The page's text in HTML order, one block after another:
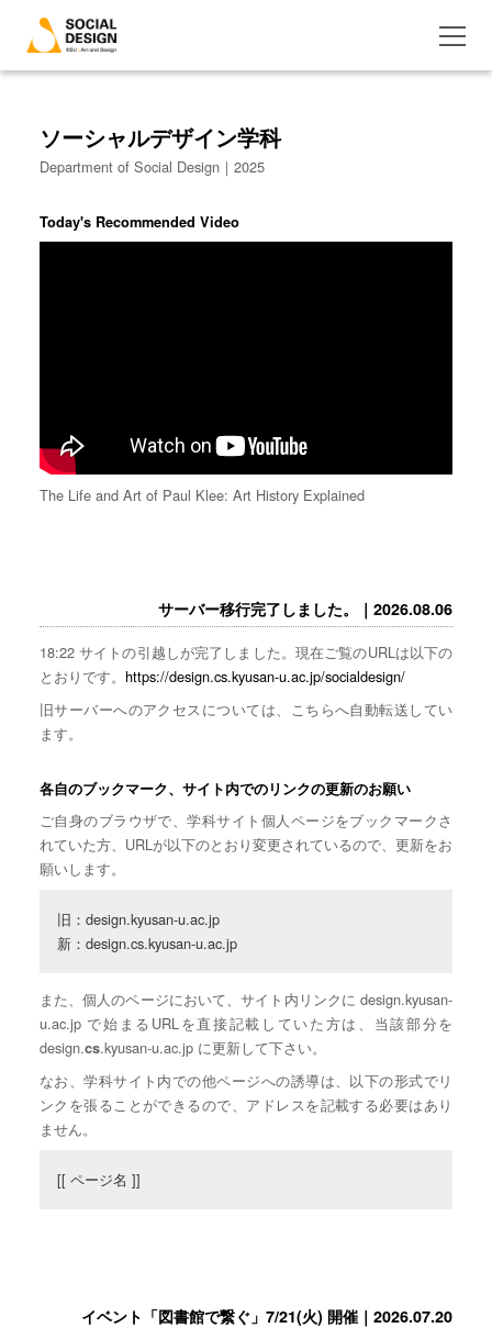
ソーシャルデザイン学科
Department of Social Design｜2025
Today's Recommended Video
The Life and Art of Paul Klee: Art History Explained
サーバー移行完了しました。｜2026.08.06
18:22 サイトの引越しが完了しました。現在ご覧のURLは以下の
とおりです。 https://design.cs.kyusan-u.ac.jp/socialdesign/
旧サーバーへのアクセスについては、こちらへ自動転送してい
ます。
各自のブックマーク、サイト内でのリンクの更新のお願い
ご自身のブラウザで、学科サイト個人ページをブックマークさ
れていた方、URLが以下のとおり変更されているので、更新をお
願いします。
旧：design.kyusan-u.ac.jp
新：design.cs.kyusan-u.ac.jp
また、個人のページにおいて、サイト内リンクに design.kyusan-
u.ac.jp で始まるURLを直接記載していた方は、当該部分を
design.cs.kyusan-u.ac.jp に更新して下さい。
なお、学科サイト内での他ページへの誘導は、以下の形式でリ
ンクを張ることができるので、アドレスを記載する必要はあり
ません。
[[ ページ名 ]]
イベント「図書館で繋ぐ」7/21(火) 開催｜2026.07.20